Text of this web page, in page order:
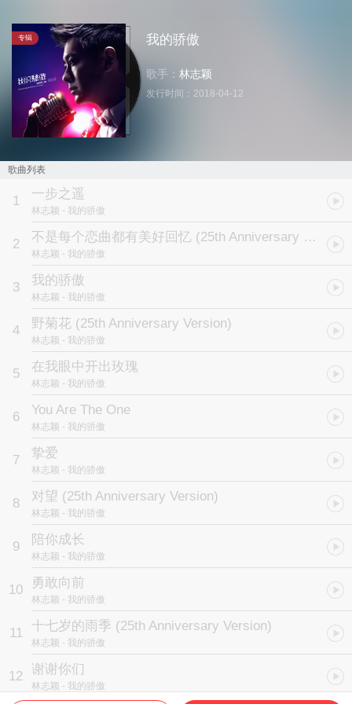
专辑 我的骄傲
歌手： 林志颖
发行时间： 2018-04-12
歌曲列表
1 一步之遥
林志颖 - 我的骄傲
2 不是每个恋曲都有美好回忆 (25th Anniversary Version)
林志颖 - 我的骄傲
3 我的骄傲
林志颖 - 我的骄傲
4 野菊花 (25th Anniversary Version)
林志颖 - 我的骄傲
5 在我眼中开出玫瑰
林志颖 - 我的骄傲
6 You Are The One
林志颖 - 我的骄傲
7 挚爱
林志颖 - 我的骄傲
8 对望 (25th Anniversary Version)
林志颖 - 我的骄傲
9 陪你成长
林志颖 - 我的骄傲
10 勇敢向前
林志颖 - 我的骄傲
11 十七岁的雨季 (25th Anniversary Version)
林志颖 - 我的骄傲
12 谢谢你们
林志颖 - 我的骄傲